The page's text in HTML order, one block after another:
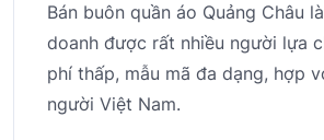
Bán buôn quần áo Quảng Châu
doanh được rất nhiều người lựa
phí thấp, mẫu mã đa dạng, hợp
người Việt Nam.